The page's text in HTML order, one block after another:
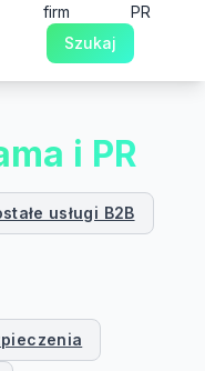
firm
PR
Szukaj
i PR
usługi B2B